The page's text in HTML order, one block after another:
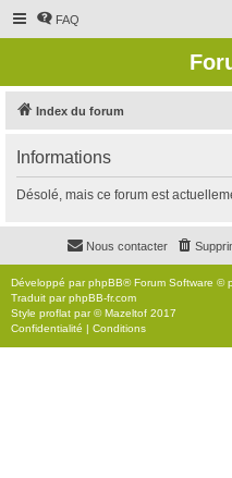
FAQ
Index du forum
Informations
Désolé, mais ce forum est
Nous contacter
Développé parphpBB® Forum Software ©
Traduit parphpBB-fr.com
Style proflat par ©Mazeltof 2017
Confidentialité | Conditions